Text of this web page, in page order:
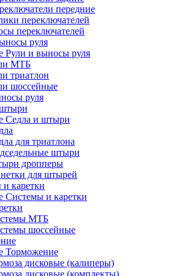
передние
переключателей
переключателей
руля
Рули и выносы руля
МТБ
триатлон
шоссейные
руля
Седла и штыри
для триатлона
штыри
дропперы
для штырей
каретки
Системы и каретки
МТБ
шоссейные
Торможение
дисковые (калиперы)
дисковые (комплекты)